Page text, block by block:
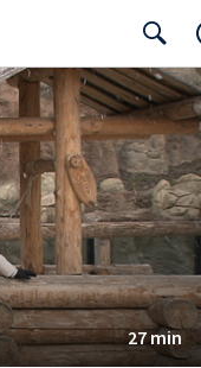
Search
27 min